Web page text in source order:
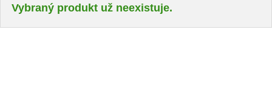
Vybraný produkt už neexistuje.